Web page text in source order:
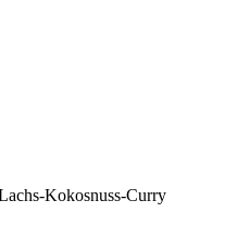
Kokosnuss-Curry